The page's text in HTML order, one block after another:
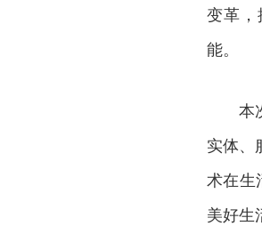
变革，
能。
本
实体、
术在生
美好生